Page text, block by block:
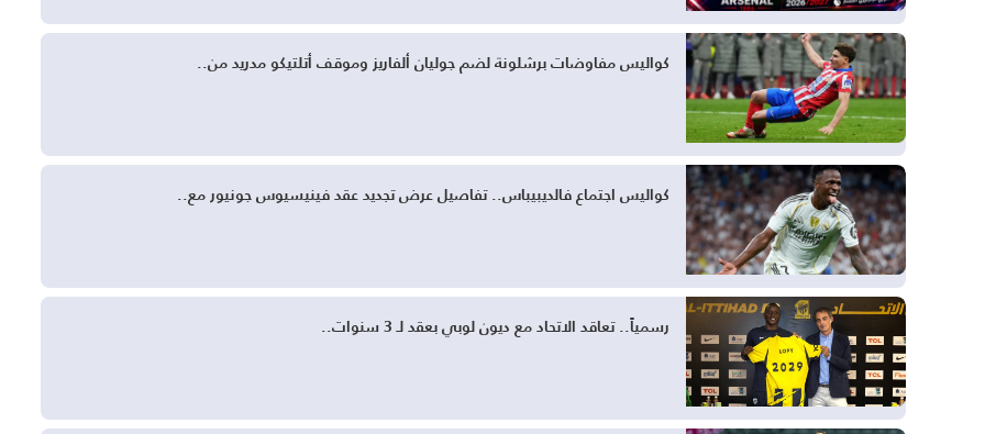
كواليس مفاوضات برشلونة لضم جوليان ألفاريز وموقف أتلتيكو مدريد من..
كواليس اجتماع فالديبيباس.. تفاصيل عرض تجديد عقد فينيسيوس جونيور مع..
رسمياً.. تعاقد الاتحاد مع ديون لوبي بعقد لـ 3 سنوات..